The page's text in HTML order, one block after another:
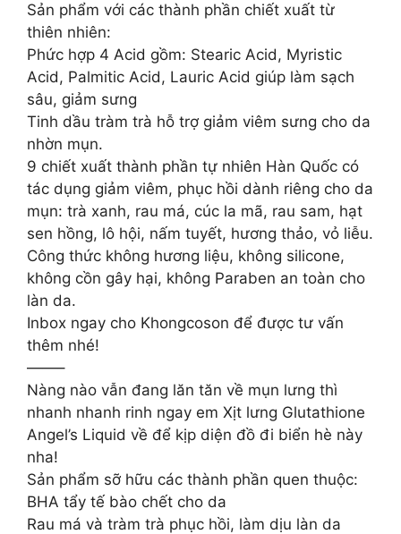
Sản phẩm với các thành phần chiết xuất từ
thiên nhiên:
Phức hợp 4 Acid gồm: Stearic Acid, Myristic
Acid, Palmitic Acid, Lauric Acid giúp làm sạch
sâu, giảm sưng
Tinh dầu tràm trà hỗ trợ giảm viêm sưng cho da
nhờn mụn.
9 chiết xuất thành phần tự nhiên Hàn Quốc có
tác dụng giảm viêm, phục hồi dành riêng cho da
mụn: trà xanh, rau má, cúc la mã, rau sam, hạt
sen hồng, lô hội, nấm tuyết, hương thảo, vỏ liễu.
Công thức không hương liệu, không silicone,
không cồn gây hại, không Paraben an toàn cho
làn da.
Inbox ngay cho Khongcoson để được tư vấn
thêm nhé!
——–
Nàng nào vẫn đang lăn tăn về mụn lưng thì
nhanh nhanh rinh ngay em Xịt lưng Glutathione
Angel’s Liquid về để kịp diện đồ đi biển hè này
nha!
Sản phẩm sỡ hữu các thành phần quen thuộc:
BHA tẩy tế bào chết cho da
Rau má và tràm trà phục hồi, làm dịu làn da